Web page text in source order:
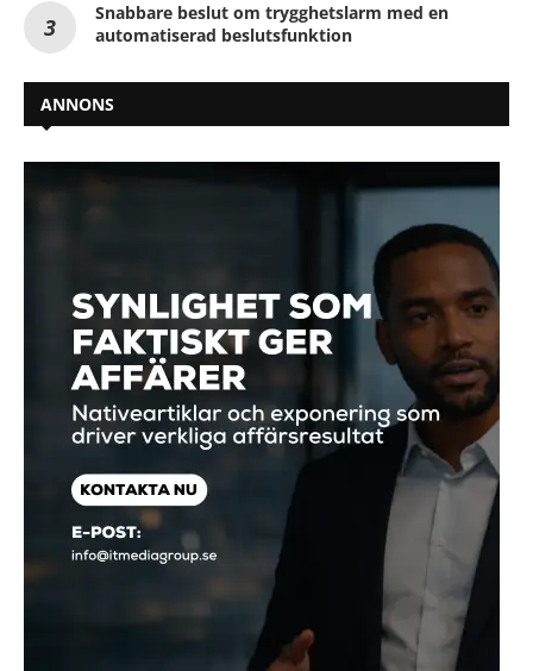
Snabbare beslut om trygghetslarm med en
automatiserad beslutsfunktion
ANNONS